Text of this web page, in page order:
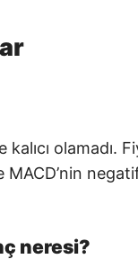
olamadı.
neresi?